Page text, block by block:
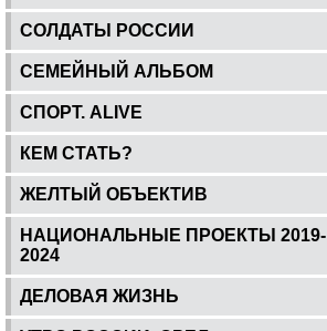
СОЛДАТЫ РОССИИ
СЕМЕЙНЫЙ АЛЬБОМ
СПОРТ. ALIVE
КЕМ СТАТЬ?
ЖЕЛТЫЙ ОБЪЕКТИВ
НАЦИОНАЛЬНЫЕ ПРОЕКТЫ 2019-
2024
ДЕЛОВАЯ ЖИЗНЬ